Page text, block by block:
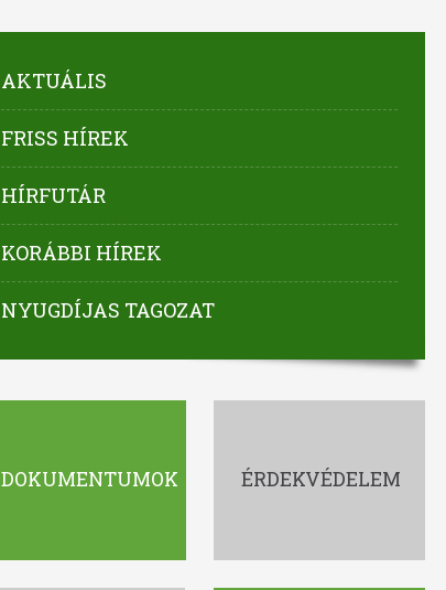
AKTUÁLIS
FRISS HÍREK
HÍRFUTÁR
KORÁBBI HÍREK
NYUGDÍJAS TAGOZAT
DOKUMENTUMOK ÉRDEKVÉDELEM